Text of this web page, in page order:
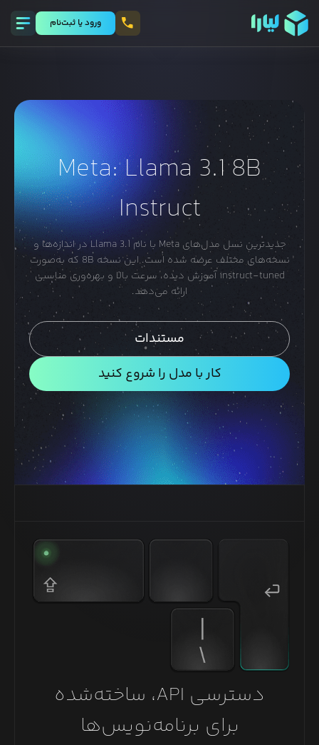
ورود يا ثبت‌نام
Meta: Llama 3.1 8B
Instruct
جدیدترین نسل مدل‌های Meta با نام Llama 3.1 در اندازه‌ها و
نسخه‌های مختلف عرضه شده است. این نسخه 8B که به‌صورت
instruct-tuned آموزش دیده، سرعت بالا و بهره‌وری مناسبی
ارائه می‌دهد.
مستندات
کار با مدل را شروع کنید
دسترسی API، ساخته‌شده
برای برنامه‌نویس‌ها